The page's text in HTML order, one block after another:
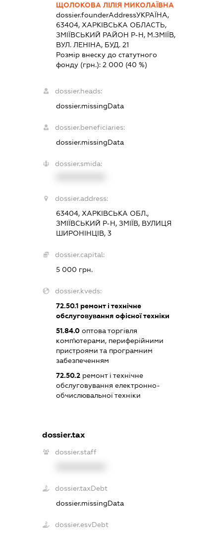
ЩОЛОКОВА ЛІЛІЯ МИКОЛАЇВНА
dossier.founderAddressУКРАЇНА,
63404, ХАРКIВСЬКА ОБЛАСТЬ,
ЗМIЇВСЬКИЙ РАЙОН Р-Н, М.ЗМІЇВ,
ВУЛ. ЛЕНІНА, БУД. 21
Розмір внеску до статутного
фонду (грн.):2 000 (40 %)
dossier.heads:
dossier.missingData
dossier.beneficiaries:
dossier.missingData
dossier.smida:
dossier.address:
63404, ХАРКІВСЬКА ОБЛ.,
ЗМІЇВСЬКИЙ Р-Н, ЗМІЇВ, ВУЛИЦЯ
ШИРОНІНЦІВ, 3
dossier.capital:
5 000 грн.
dossier.kveds:
72.50.1 ремонт і технічне
обслуговування офісної техніки
51.84.0 оптова торгівля
комп'ютерами, периферійними
пристроями та програмним
забезпеченням
72.50.2 ремонт і технічне
обслуговування електронно-
обчислювальної техніки
dossier.tax
dossier.staff
dossier.taxDebt
dossier.missingData
dossier.esvDebt